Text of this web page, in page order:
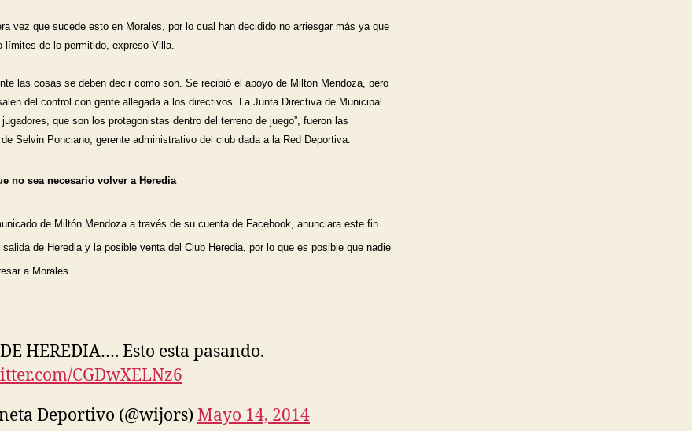
vez que sucede esto en Morales, por lo cual han decidido no arriesgar más ya que
límites de lo permitido, expreso Villa.
las cosas se deben decir como son. Se recibió el apoyo de Milton Mendoza, pero
del control con gente allegada a los directivos. La Junta Directiva de Municipal
que son los protagonistas dentro del terreno de juego”, fueron las
Selvin Ponciano, gerente administrativo del club dada a la Red Deportiva.
no sea necesario volver a Heredia
de Miltón Mendoza a través de su cuenta de Facebook, anunciara este fin
de Heredia y la posible venta del Club Heredia, por lo que es posible que nadie
a Morales.
HEREDIA…. Esto esta pasando.
CGDwXELNz6
Deportivo (@wijors) Mayo 14, 2014